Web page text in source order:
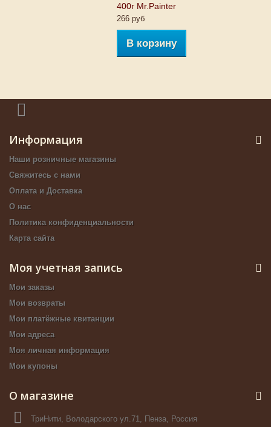
400г Mr.Painter
266 руб
В корзину
Информация
Наши розничные магазины
Свяжитесь с нами
Оплата и Доставка
О нас
Политика конфиденциальности
Карта сайта
Моя учетная запись
Мои заказы
Мои возвраты
Мои платёжные квитанции
Мои адреса
Моя личная информация
Мои купоны
О магазине
ТриНити, Володарского ул.71, Пенза, Россия